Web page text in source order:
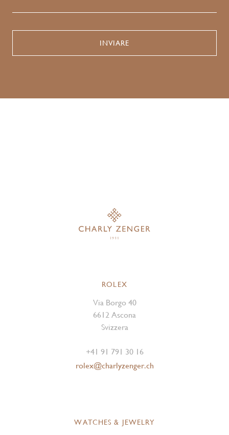
ROLEX
Via Borgo 40
6612 Ascona
Svizzera
+41 91 791 30 16
rolex@charlyzenger.ch
WATCHES & JEWELRY